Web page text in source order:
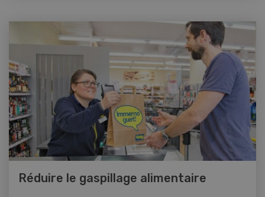
Réduire le gaspillage alimentaire